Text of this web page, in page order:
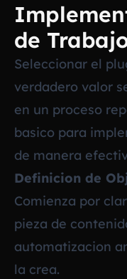
de
Seleccionar el
verdadero valor
en un proceso
basico para
de manera
Definicion de
Comienza por
pieza de
automatizacion
la crea.